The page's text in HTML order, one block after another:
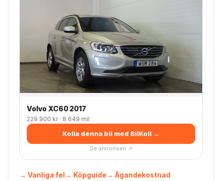
Volvo XC60 2017
229 900 kr · 8 649 mil
Kolla denna bil med BilKoll →
Se annonsen ↗
→ Vanliga fel → Köpguide→ Ägandekostnad